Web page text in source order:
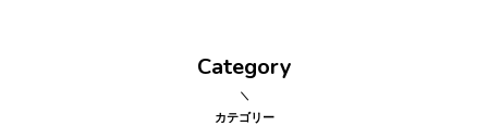
Category
カテゴリー